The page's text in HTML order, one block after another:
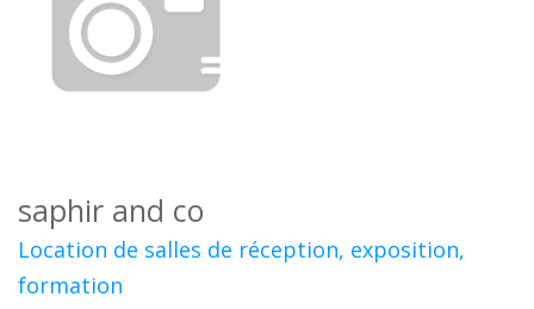
saphir and co
Location de salles de réception, exposition,
formation